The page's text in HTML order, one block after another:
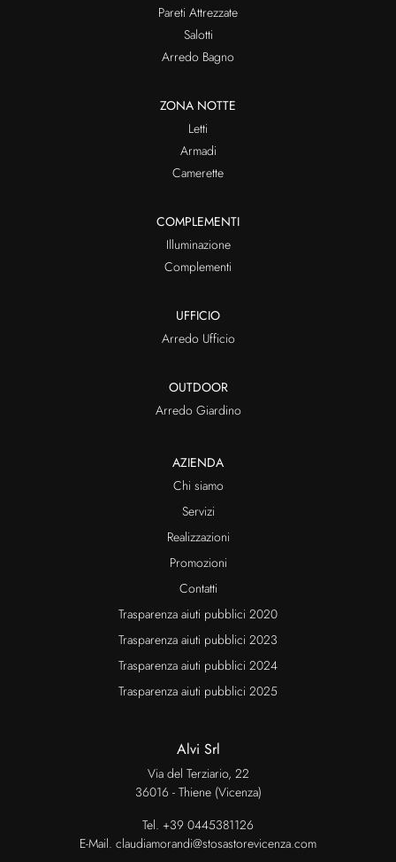
Pareti Attrezzate
Salotti
Arredo Bagno
ZONA NOTTE
Letti
Armadi
Camerette
COMPLEMENTI
Illuminazione
Complementi
UFFICIO
Arredo Ufficio
OUTDOOR
Arredo Giardino
AZIENDA
Chi siamo
Servizi
Realizzazioni
Promozioni
Contatti
Trasparenza aiuti pubblici 2020
Trasparenza aiuti pubblici 2023
Trasparenza aiuti pubblici 2024
Trasparenza aiuti pubblici 2025
Alvi Srl
Via del Terziario, 22
36016 - Thiene (Vicenza)
Tel. +39 0445381126
E-Mail. claudiamorandi@stosastorevicenza.com